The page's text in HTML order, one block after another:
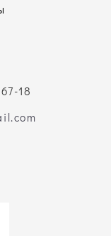
18